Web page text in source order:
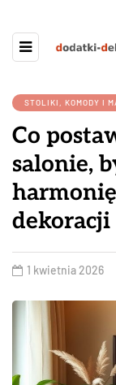
STOLIKI, KOMODY I
Co
salonie,
dekoracji
1 kwietnia 2026